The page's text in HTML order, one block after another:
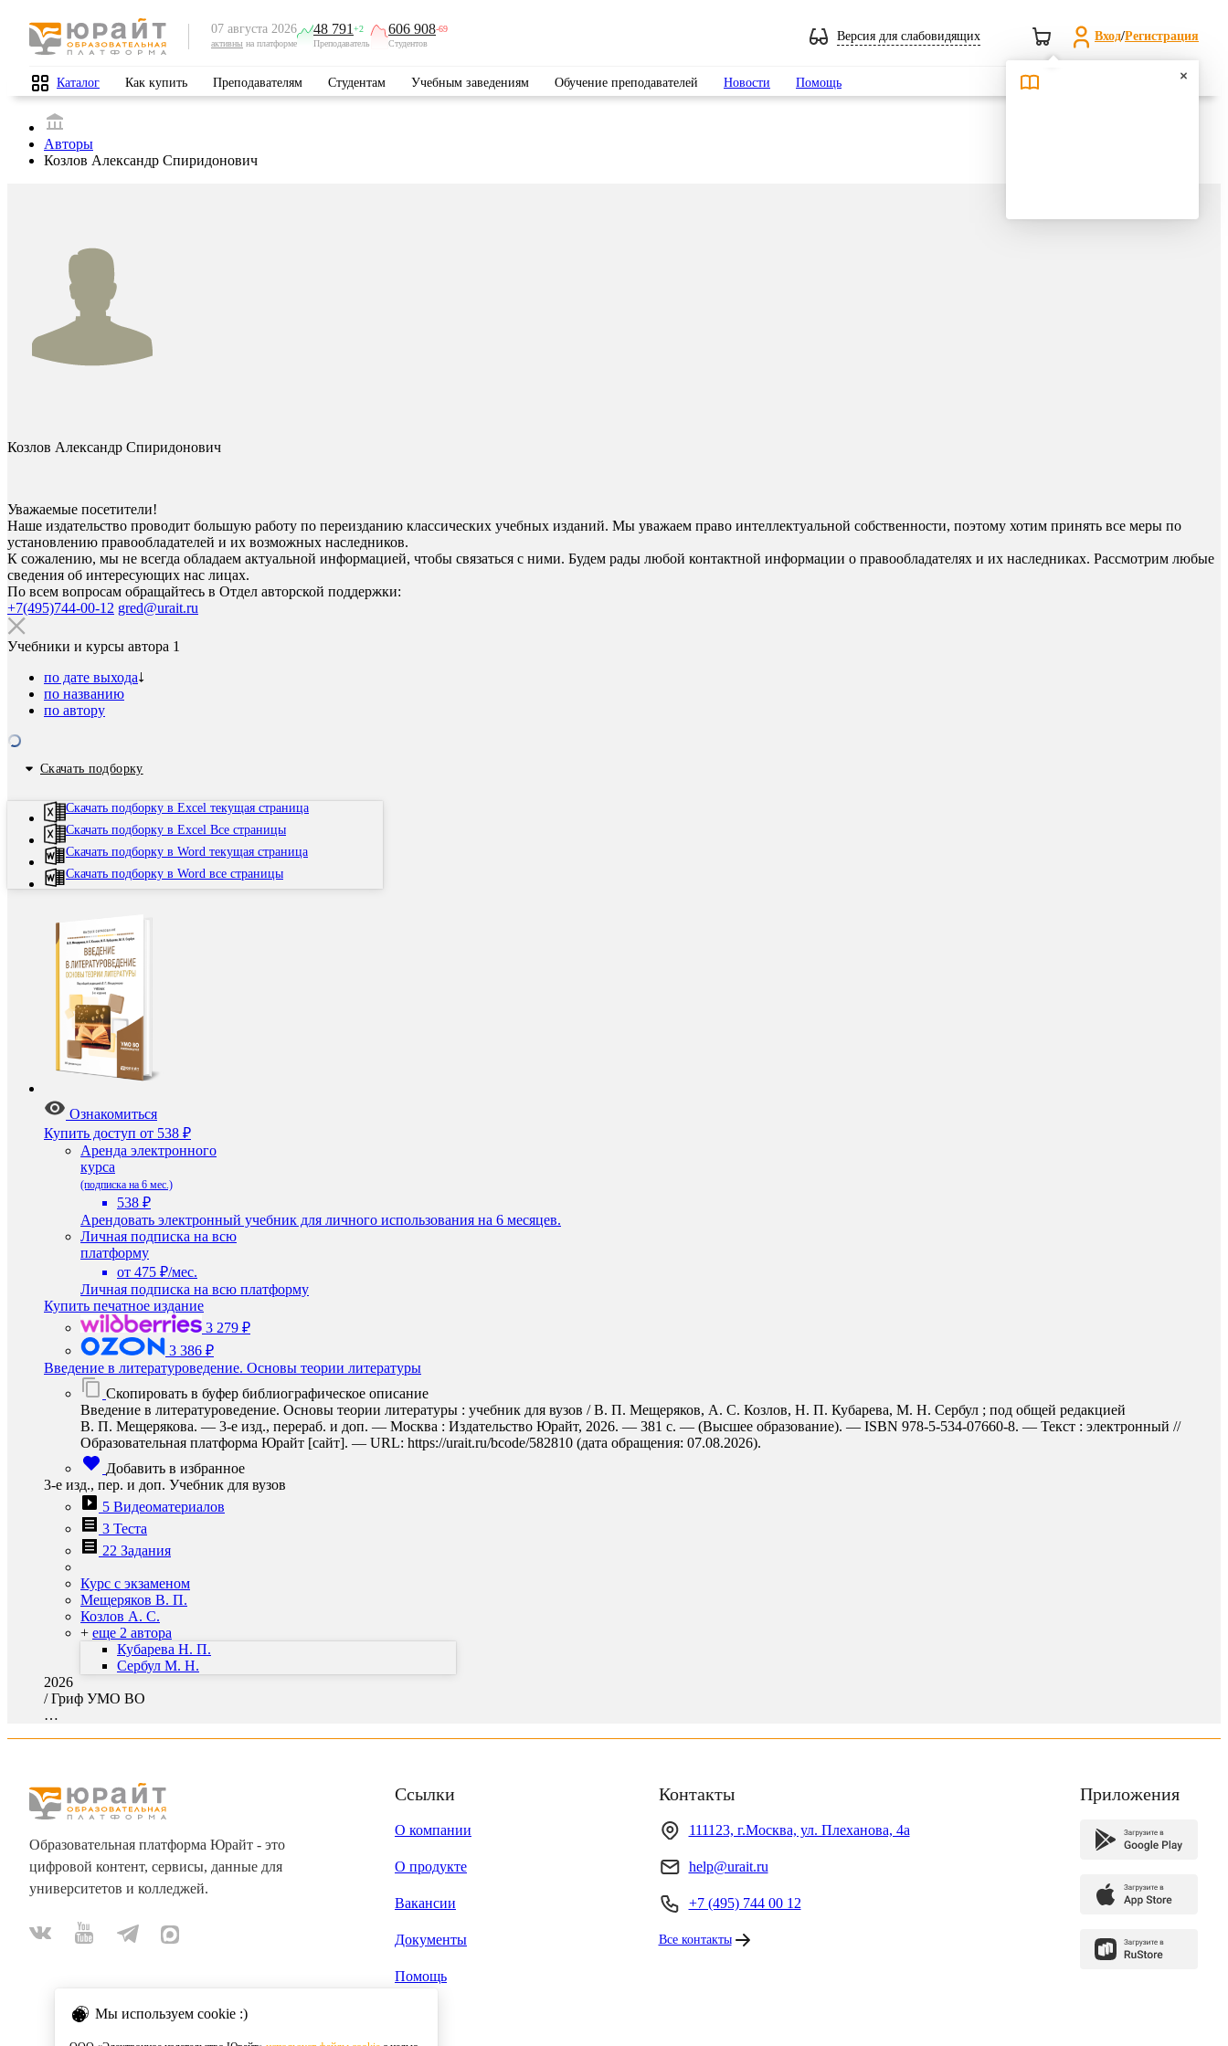
07 августа 2026
активны на платформе
48 791 +2
Преподаватель
606 908-69
Студентов
Версия для слабовидящих Вход/Регистрация
Каталог Как купить Преподавателям Студентам Учебным заведениям Обучение преподавателей Новости Помощь Поиск
Авторы
Козлов Александр Спиридонович
Козлов Александр Спиридонович
Уважаемые посетители!
Наше издательство проводит большую работу по переизданию классических учебных изданий. Мы уважаем право интеллектуальной собственности, поэтому хотим принять все меры по
установлению правообладателей и их возможных наследников.
К сожалению, мы не всегда обладаем актуальной информацией, чтобы связаться с ними. Будем рады любой контактной информации о правообладателях и их наследниках. Рассмотрим любые
сведения об интересующих нас лицах.
По всем вопросам обращайтесь в Отдел авторской поддержки:
+7(495)744-00-12 gred@urait.ru
Учебники и курсы автора 1
по дате выхода
по названию
по автору
Скачать подборку
Скачать подборку в Excel текущая страница
Скачать подборку в Excel Все страницы
Скачать подборку в Word текущая страница
Скачать подборку в Word все страницы
Ознакомиться
Купить доступ от 538 ₽
Аренда электронного
курса
(подписка на 6 мес.)
538 ₽
Арендовать электронный учебник для личного использования на 6 месяцев.
Личная подписка на всю
платформу
от 475 ₽/мес.
Личная подписка на всю платформу
Купить печатное издание
3 279 ₽
3 386 ₽
Введение в литературоведение. Основы теории литературы
Скопировать в буфер библиографическое описание
Введение в литературоведение. Основы теории литературы : учебник для вузов / В. П. Мещеряков, А. С. Козлов, Н. П. Кубарева, М. Н. Сербул ; под общей редакцией
В. П. Мещерякова. — 3-е изд., перераб. и доп. — Москва : Издательство Юрайт, 2026. — 381 с. — (Высшее образование). — ISBN 978-5-534-07660-8. — Текст : электронный //
Образовательная платформа Юрайт [сайт]. — URL: https://urait.ru/bcode/582810 (дата обращения: 07.08.2026).
Добавить в избранное
3-е изд., пер. и доп. Учебник для вузов
5 Видеоматериалов
3 Теста
22 Задания
Курс с экзаменом
Мещеряков В. П.
Козлов А. С.
+ еще 2 автора
Кубарева Н. П.
Сербул М. Н.
2026
/Гриф УМО ВО
…
Мы используем cookie :)
Образовательная платформа Юрайт - это
цифровой контент, сервисы, данные для
университетов и колледжей.
Ссылки
О компании
О продукте
Вакансии
Документы
Помощь
Контакты
111123, г.Москва, ул. Плеханова, 4а
help@urait.ru
+7 (495) 744 00 12
Все контакты
Приложения